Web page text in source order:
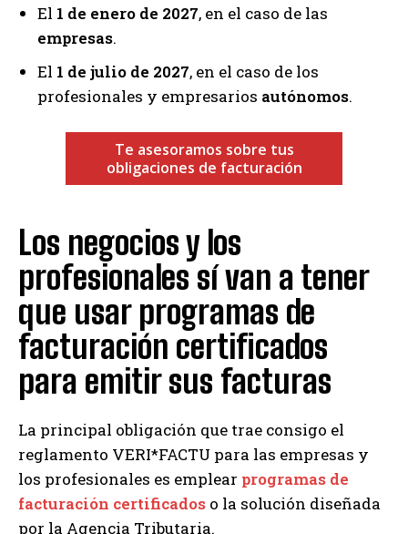
El 1 de enero de 2027, en el caso de las
empresas.
El 1 de julio de 2027, en el caso de los
profesionales y empresarios autónomos.
Te asesoramos sobre tus
obligaciones de facturación
Los negocios y los
profesionales sí van a tener
que usar programas de
facturación certificados
para emitir sus facturas
La principal obligación que trae consigo el
reglamento VERI*FACTU para las empresas y
los profesionales es emplear programas de
facturación certificados o la solución diseñada
por la Agencia Tributaria.